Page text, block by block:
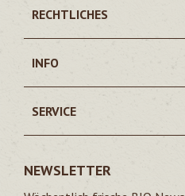
RECHTLICHES
INFO
SERVICE
NEWSLETTER